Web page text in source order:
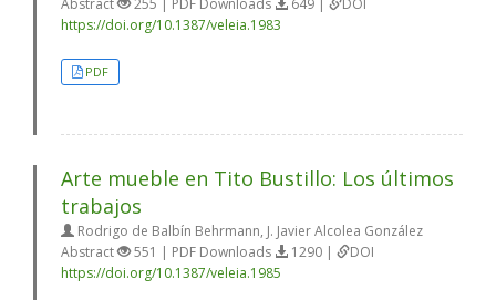
Abstract 255 | PDF Downloads 649 |
DOI
https://doi.org/10.1387/veleia.1983
PDF
Arte mueble en Tito Bustillo: Los últimos
trabajos
Rodrigo de Balbín Behrmann, J. Javier Alcolea González
Abstract
551 | PDF Downloads 1290 |
DOI
https://doi.org/10.1387/veleia.1985